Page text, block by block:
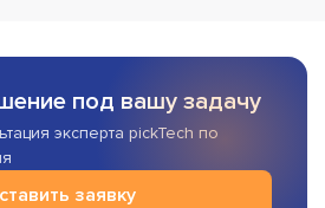
под вашу задачу
эксперта pickTech по
заявку